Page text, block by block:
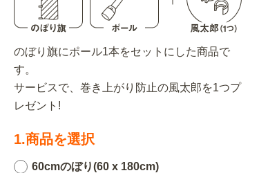
のぼり旗にポール1本をセットにした商品で
す。
サービスで、巻き上がり防止の風太郎を1つプ
レゼント!
1.商品を選択
60cmのぼり(60 x 180cm)